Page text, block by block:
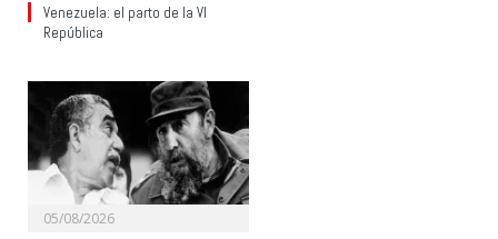
Venezuela: el parto de la VI
República
05/08/2026